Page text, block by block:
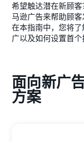
希望触达潜在新顾
马逊广告来帮助顾客
在本指南中，您将
广以及如何设置首个
面向新广
方案